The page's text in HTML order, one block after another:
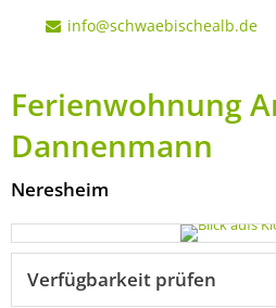
info@schwaebischealb.de
Ferienwohnung
Dannenmann
Neresheim
Verfügbarkeit prüfen